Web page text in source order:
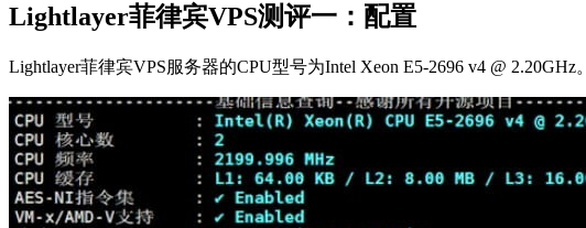
Lightlayer菲律宾VPS测评一：配置
Lightlayer菲律宾VPS服务器的CPU型号为Intel Xeon E5-2696 v4 @ 2.20GHz。